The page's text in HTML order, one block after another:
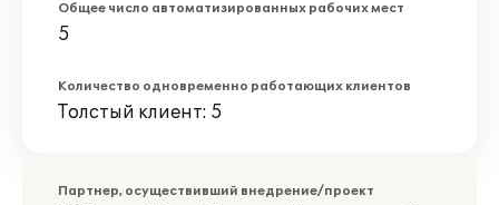
Общее число автоматизированных рабочих мест
5
Количество одновременно работающих клиентов
Толстый клиент: 5
Партнер, осуществивший внедрение/проект